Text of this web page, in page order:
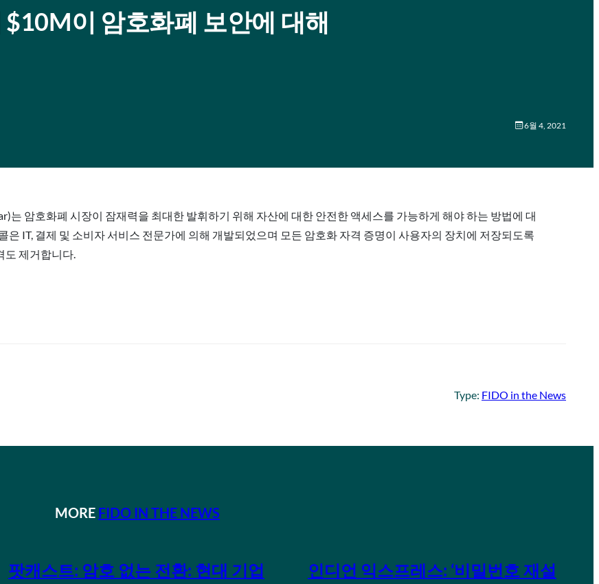
이 암호화폐 보안에 대해
6월 4, 2021
는 암호화폐 시장이 잠재력을 최대한 발휘하기 위해 자산에 대한 안전한 액세스를 가능하게 해야 하는 방법에 대
IT, 결제 및 소비자 서비스 전문가에 의해 개발되었으며 모든 암호화 자격 증명이 사용자의 장치에 저장되도록
도 제거합니다.
Type: FIDO in the News
MORE FIDO IN THE NEWS
팟캐스트: 암호 없는 전환: 현대 기업
인디언 익스프레스: ‘비밀번호 재설